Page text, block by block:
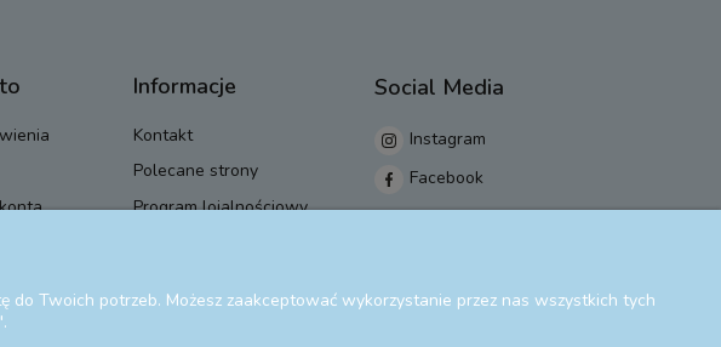
Informacje
Kontakt
Polecane strony
Program lojalnościowy
Social Media
Instagram
Facebook
Twoich potrzeb. Możesz zaakceptować wykorzystanie przez nas wszystkich tych